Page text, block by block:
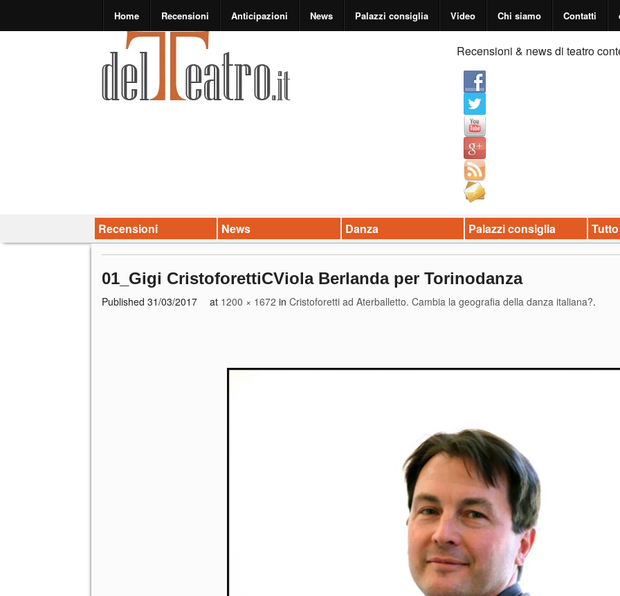
Home Recensioni Anticipazioni News Palazzi consiglia Video Chi siamo Contatti
Recensioni & news di teatro
Recensioni News Danza Palazzi consiglia
01_Gigi CristoforettiCViola Berlanda per Torinodanza
Published 31/03/2017 at 1200 × 1672 in Cristoforetti ad Aterballetto. Cambia la geografia della danza italiana?.